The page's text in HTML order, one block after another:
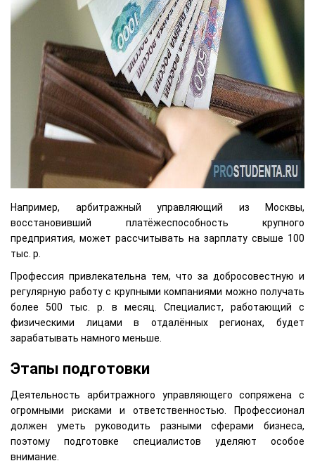
Например, арбитражный управляющий из Москвы,
восстановивший платёжеспособность крупного
предприятия, может рассчитывать на зарплату свыше 100
тыс. р.
Профессия привлекательна тем, что за добросовестную и
регулярную работу с крупными компаниями можно получать
более 500 тыс. р. в месяц. Специалист, работающий с
физическими лицами в отдалённых регионах, будет
зарабатывать намного меньше.
Этапы подготовки
Деятельность арбитражного управляющего сопряжена с
огромными рисками и ответственностью. Профессионал
должен уметь руководить разными сферами бизнеса,
поэтому подготовке специалистов уделяют особое
внимание.